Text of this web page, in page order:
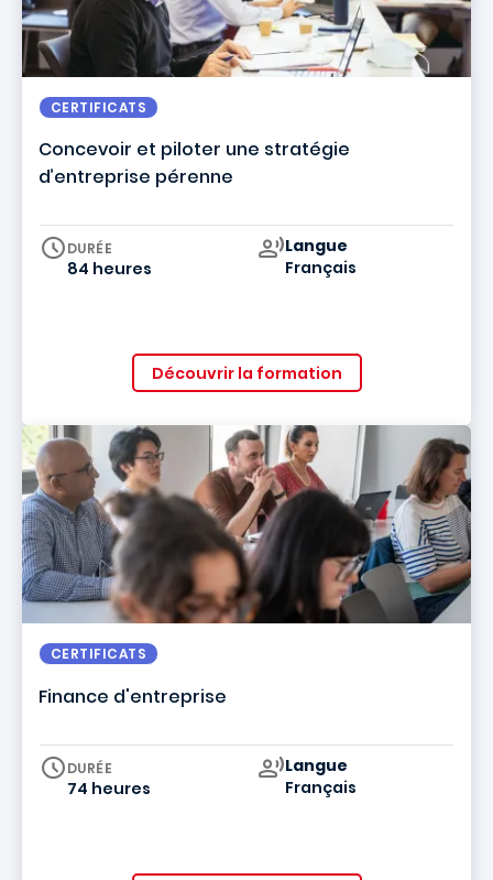
CERTIFICATS
Concevoir et piloter une stratégie
d’entreprise pérenne
DURÉE
84 heures
Curriculum
Langue
Français
Découvrir la formation
CERTIFICATS
Finance d'entreprise
DURÉE
74 heures
Curriculum
Langue
Français